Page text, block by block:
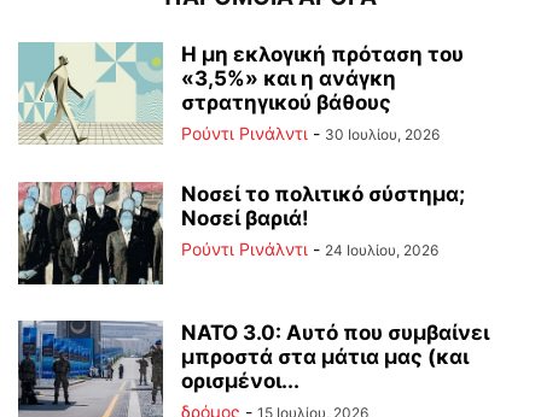
Η μη εκλογική πρόταση του
«3,5%» και η ανάγκη
στρατηγικού βάθους
Ρούντι Ρινάλντι - 30 Ιουλίου, 2026
Νοσεί το πολιτικό σύστημα;
Νοσεί βαριά!
Ρούντι Ρινάλντι - 24 Ιουλίου, 2026
ΝΑΤΟ 3.0: Αυτό που συμβαίνει
μπροστά στα μάτια μας (και
ορισμένοι...
δρόμος - 15 Ιουλίου, 2026